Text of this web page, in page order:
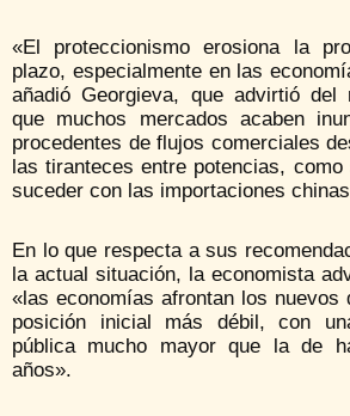
«El proteccionismo erosiona la
plazo, especialmente en las
añadió Georgieva, que advirtió del
que muchos mercados acaben
procedentes de flujos comerciales
las tiranteces entre potencias, como
suceder con las importaciones
En lo que respecta a sus
la actual situación, la economista
«las economías afrontan los nuevos
posición inicial más débil, con
pública mucho mayor que la de
años».